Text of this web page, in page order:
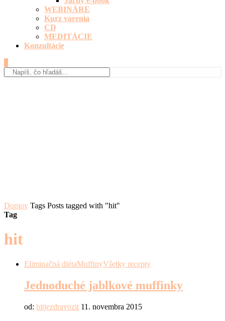
WEBINÁRE
Kurz varenia
CD
MEDITÁCIE
Konzultácie
Domov Tags Posts tagged with "hit"
Tag
hit
Eliminačná diétaMuffinyVšetky recepty
Jednoduché jablkové muffinky
od: hitjezdravozit 11. novembra 2015